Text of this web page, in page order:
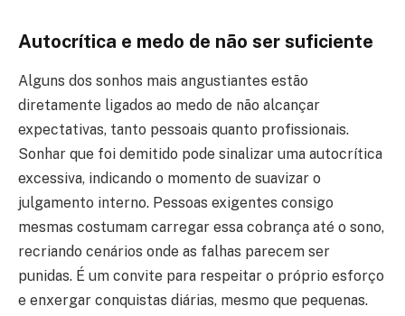
Autocrítica e medo de não ser suficiente
Alguns dos sonhos mais angustiantes estão
diretamente ligados ao medo de não alcançar
expectativas, tanto pessoais quanto profissionais.
Sonhar que foi demitido pode sinalizar uma autocrítica
excessiva, indicando o momento de suavizar o
julgamento interno. Pessoas exigentes consigo
mesmas costumam carregar essa cobrança até o sono,
recriando cenários onde as falhas parecem ser
punidas. É um convite para respeitar o próprio esforço
e enxergar conquistas diárias, mesmo que pequenas.